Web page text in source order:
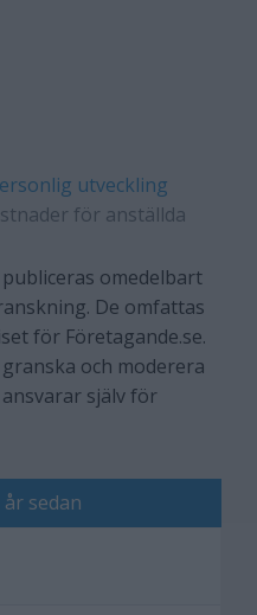
utveckling
för anställda
omedelbart
De omfattas
för Företagande.se.
och moderera
själv för
sedan